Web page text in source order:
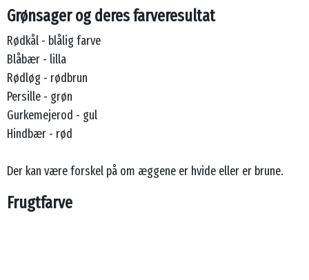
Grønsager og deres farveresultat
Rødkål - blålig farve
Blåbær - lilla
Rødløg - rødbrun
Persille - grøn
Gurkemejerod - gul
Hindbær - rød
Der kan være forskel på om æggene er hvide eller er brune.
Frugtfarve